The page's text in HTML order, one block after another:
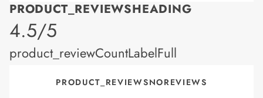
PRODUCT_REVIEWSHEADING
product_rating
4.5/5
product_reviewCountLabelFull
PRODUCT_REVIEWSNOREVIEWS